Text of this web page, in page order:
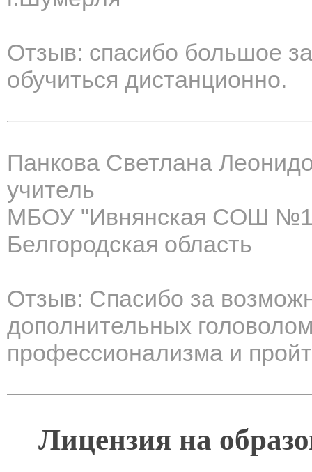
Отзыв: спасибо большое
обучиться дистанционно.
Панкова Светлана
учитель
МБОУ "Ивнянская СОШ
Белгородская область
Отзыв: Спасибо за
дополнительных
профессионализма и
Лицензия на